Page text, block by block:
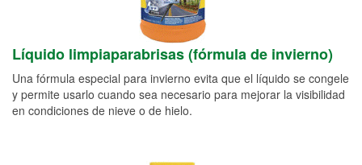
Líquido limpiaparabrisas (fórmula de invierno)
Una fórmula especial para invierno evita que el líquido se congele
y permite usarlo cuando sea necesario para mejorar la visibilidad
en condiciones de nieve o de hielo.